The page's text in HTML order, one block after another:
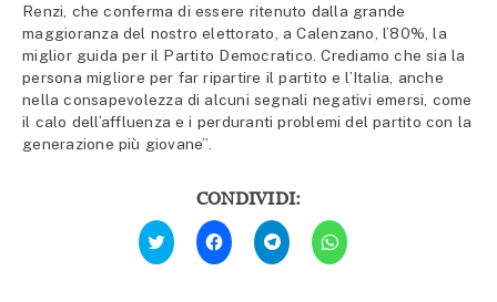
Renzi, che conferma di essere ritenuto dalla grande
maggioranza del nostro elettorato, a Calenzano, l’80%, la
miglior guida per il Partito Democratico. Crediamo che sia la
persona migliore per far ripartire il partito e l’Italia, anche
nella consapevolezza di alcuni segnali negativi emersi, come
il calo dell’affluenza e i perduranti problemi del partito con la
generazione più giovane”.
CONDIVIDI:
Fai
clic
qui
Fai
clic
per
condividere
Fai
clic
per
condividere
Fai
clic
per